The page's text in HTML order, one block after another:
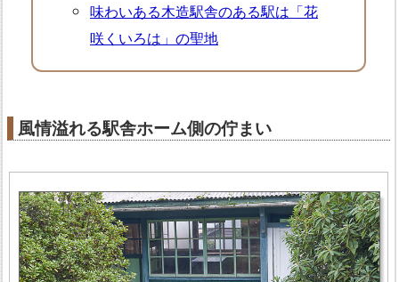
味わいある木造駅舎のある駅は「花
咲くいろは」の聖地
風情溢れる駅舎ホーム側の佇まい